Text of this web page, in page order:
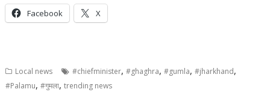
Facebook X
Local news #chiefminister,#ghaghra,#gumla,#jharkhand,
#Palamu,#गुमला,trending news